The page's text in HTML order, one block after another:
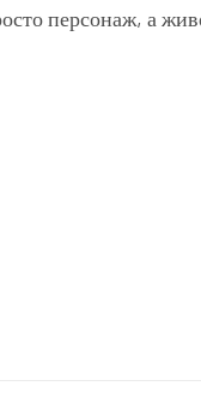
персонаж, а